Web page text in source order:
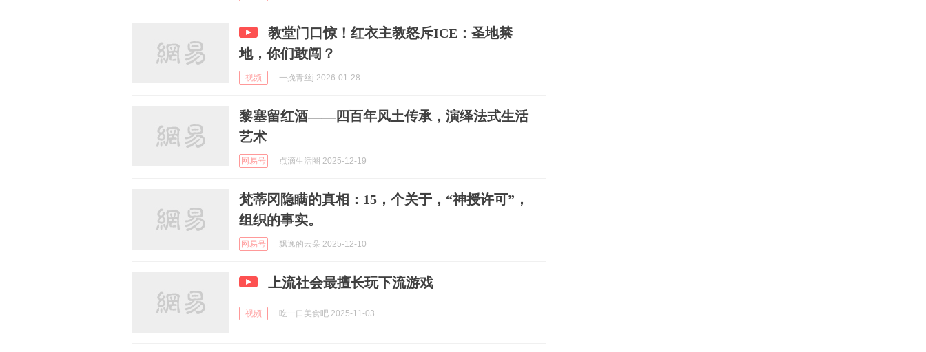
教堂门口惊！红衣主教怒斥ICE：圣地禁
地，你们敢闯？
视频 一挽青丝j 2026-01-28
黎塞留红酒——四百年风土传承，演绎法式生活
艺术
网易号 点滴生活圈 2025-12-19
梵蒂冈隐瞒的真相：15，个关于，“神授许可”，
组织的事实。
网易号 飘逸的云朵 2025-12-10
上流社会最擅长玩下流游戏
视频 吃一口美食吧 2025-11-03